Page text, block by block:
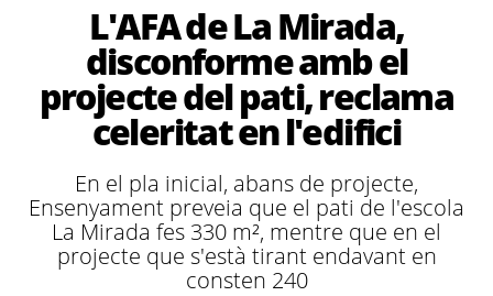
L'AFA de La Mirada,
disconforme amb el
projecte del pati, reclama
celeritat en l'edifici
En el pla inicial, abans de projecte,
Ensenyament preveia que el pati de l'escola
La Mirada fes 330 m², mentre que en el
projecte que s'està tirant endavant en
consten 240